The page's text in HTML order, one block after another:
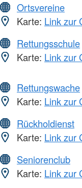
Ortsvereine
Karte: Link zur
Rettungsschule
Karte: Link zur
Rettungswache
Karte: Link zur
Rückholdienst
Karte: Link zur
Seniorenclub
Karte: Link zur